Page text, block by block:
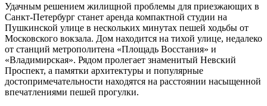
Удачным решением жилищной проблемы для приезжающих в
Санкт-Петербург станет аренда компактной студии на
Пушкинской улице в нескольких минутах пешей ходьбы от
Московского вокзала. Дом находится на тихой улице, недалеко
от станций метрополитена «Площадь Восстания» и
«Владимирская». Рядом пролегает знаменитый Невский
Проспект, а памятки архитектуры и популярные
достопримечательности находятся на расстоянии насыщенной
впечатлениями пешей прогулки.